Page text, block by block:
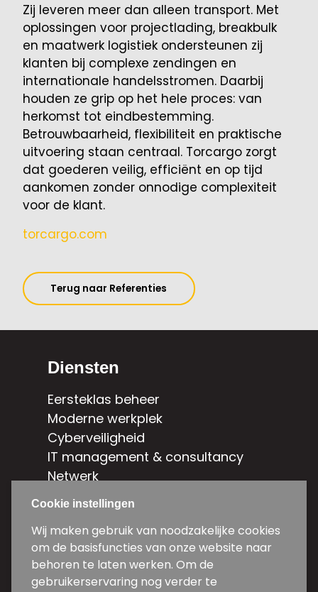
Zij leveren meer dan alleen transport. Met
oplossingen voor projectlading, breakbulk
en maatwerk logistiek ondersteunen zij
klanten bij complexe zendingen en
internationale handelsstromen. Daarbij
houden ze grip op het hele proces: van
herkomst tot eindbestemming.
Betrouwbaarheid, flexibiliteit en praktische
uitvoering staan centraal. Torcargo zorgt
dat goederen veilig, efficiënt en op tijd
aankomen zonder onnodige complexiteit
voor de klant.
torcargo.com
Terug naar Referenties
Diensten
Eersteklas beheer
Moderne werkplek
Cyberveiligheid
IT management & consultancy
Netwerk
Hybride cloud
Contact
Weg en Bos 5d-5e
2661 DG Bergschenhoek
Cookie instellingen
Wij maken gebruik van noodzakelijke cookies
om de basisfuncties van onze website naar
behoren te laten werken. Om de
gebruikerservaring nog verder te